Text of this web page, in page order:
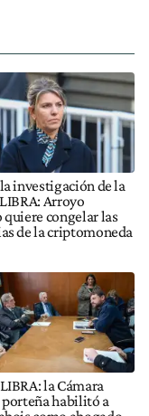
investigación de la
Arroyo
quiere congelar las
de la criptomoneda
la Cámara
porteña habilitó a